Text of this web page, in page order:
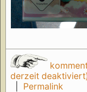
derzeit
Permalink